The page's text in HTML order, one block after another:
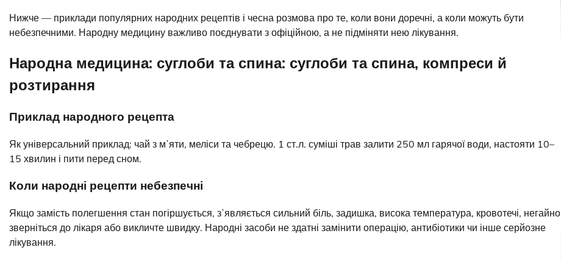
Нижче — приклади популярних народних рецептів і чесна розмова про те, коли вони доречні, а коли можуть бути
небезпечними. Народну медицину важливо поєднувати з офіційною, а не підміняти нею лікування.
Народна медицина: суглоби та спина: суглоби та спина, компреси й
розтирання
Приклад народного рецепта
Як універсальний приклад: чай з мʼяти, меліси та чебрецю. 1 ст.л. суміші трав залити 250 мл гарячої води, настояти 10–
15 хвилин і пити перед сном.
Коли народні рецепти небезпечні
Якщо замість полегшення стан погіршується, зʼявляється сильний біль, задишка, висока температура, кровотечі, негайно
зверніться до лікаря або викличте швидку. Народні засоби не здатні замінити операцію, антибіотики чи інше серйозне
лікування.